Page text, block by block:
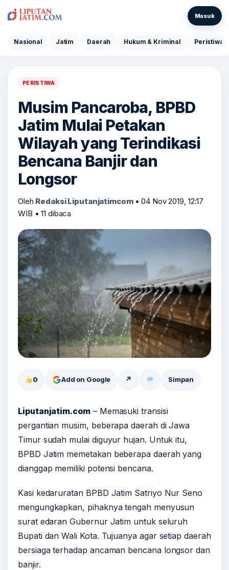
Nasional Jatim Daerah Hukum & Kriminal Peristiwa
Masuk
PERISTIWA
Musim Pancaroba, BPBD
Jatim Mulai Petakan
Wilayah yang Terindikasi
Bencana Banjir dan
Longsor
Oleh Redaksi Liputanjatimcom • 04 Nov 2019, 12:17
WIB • 11 dibaca
0 Add on Google ↗ Simpan
Liputanjatim.com– Memasuki transisi
pergantian musim, beberapa daerah di Jawa
Timur sudah mulai diguyur hujan. Untuk itu,
BPBD Jatim memetakan beberapa daerah yang
dianggap memiliki potensi bencana.
Kasi kedaruratan BPBD Jatim Satriyo Nur Seno
mengungkapkan, pihaknya tengah menyusun
surat edaran Gubernur Jatim untuk seluruh
Bupati dan Wali Kota. Tujuanya agar setiap daerah
bersiaga terhadap ancaman bencana longsor dan
banjir.